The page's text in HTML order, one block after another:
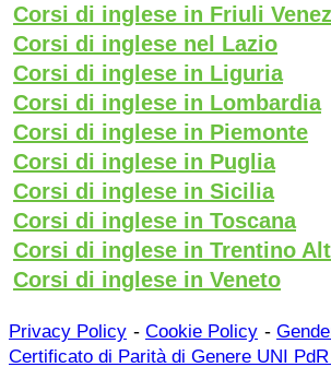
Corsi di inglese in Friuli
Corsi di inglese nel Lazio
Corsi di inglese in Liguria
Corsi di inglese in Lombardia
Corsi di inglese in Piemonte
Corsi di inglese in Puglia
Corsi di inglese in Sicilia
Corsi di inglese in Toscana
Corsi di inglese in Trentino
Corsi di inglese in Veneto
Privacy Policy - Cookie Policy -
Certificato di Parità di Genere UNI